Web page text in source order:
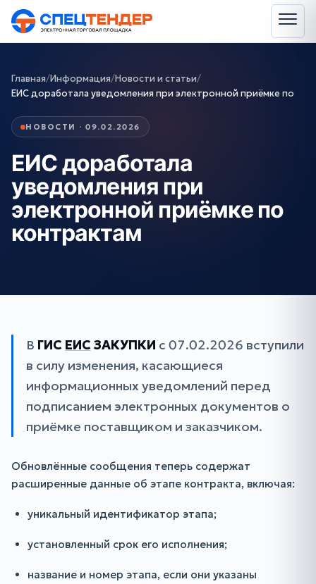
Главная/Информация/Новости и статьи/
ЕИС доработала уведомления при электронной приёмке по
НОВОСТИ · 09.02.2026
ЕИС доработала
уведомления при
электронной приёмке по
контрактам
В ГИС ЕИСЗАКУПКИ с 07.02.2026 вступили
в силу изменения, касающиеся
информационных уведомлений перед
подписанием электронных документов о
приёмке поставщиком и заказчиком.
Обновлённые сообщения теперь содержат
расширенные данные об этапе контракта, включая:
уникальный идентификатор этапа;
установленный срок его исполнения;
название и номер этапа, если они указаны